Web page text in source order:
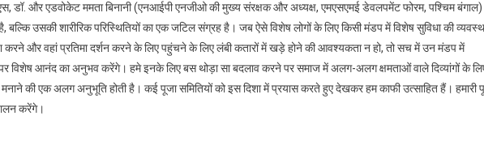
डॉ. और एडवोकेट ममता बिनानी (एनआईपी एनजीओ की मुख्य संरक्षक और अध्यक्ष, एमएसएमई डेवलपमेंट फोरम, पश्चिम
है, बल्कि उसकी शारीरिक परिस्थितियों का एक जटिल संग्रह है। जब ऐसे विशेष लोगों के लिए किसी मंडप में विशेष सुविधा की
करने और वहां प्रतिमा दर्शन करने के लिए पहुंचने के लिए लंबी कतारों में खड़े होने की आवश्यकता न हो, तो सच में उन मंडप में
विशेष आनंद का अनुभव करेंगे। हमे इनके लिए बस थोड़ा सा बदलाव करने पर समाज में अलग-अलग क्षमताओं वाले दिव्यांगों के
की एक अलग अनुभूति होती है। कई पूजा समितियों को इस दिशा में प्रयास करते हुए देखकर हम काफी उत्साहित हैं। हमारी
करेंगे।